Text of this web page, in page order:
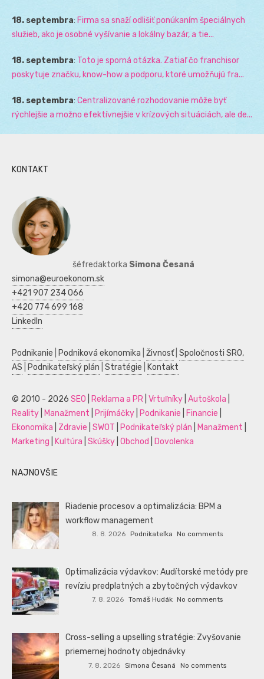
18. septembra: Firma sa snaží odlišiť ponúkaním špeciálnych
služieb, ako je osobné vyšívanie a lokálny bazár, a tie...
18. septembra: Toto je sporná otázka. Zatiaľ čo franchisor
poskytuje značku, know-how a podporu, ktoré umožňujú fra...
18. septembra: Centralizované rozhodovanie môže byť
rýchlejšie a možno efektívnejšie v krízových situáciách, ale de...
KONTAKT
šéfredaktorka Simona Česaná
simona@euroekonom.sk
+421 907 234 066
+420 774 699 168
LinkedIn
Podnikanie Podniková ekonomika Živnosť| Spoločnosti SRO,
AS
Podnikateľský plán Stratégie Kontakt
© 2010 - 2026 SEO Reklama a PR Vrtuľníky Autoškola
Reality
Manažment Prijímáčky Podnikanie Financie
Ekonomika
Zdravie SWOT Podnikateľský plán Manažment
Marketing
Kultúra Skúšky Obchod Dovolenka
NAJNOVŠIE
Riadenie procesov a optimalizácia: BPM a
workflow management
8. 8. 2026 Podnikateľka No comments
Optimalizácia výdavkov: Audítorské metódy pre
revíziu predplatných a zbytočných výdavkov
7. 8. 2026 Tomáš Hudák No comments
Cross-selling a upselling stratégie: Zvyšovanie
priemernej hodnoty objednávky
7. 8. 2026 Simona Česaná No comments